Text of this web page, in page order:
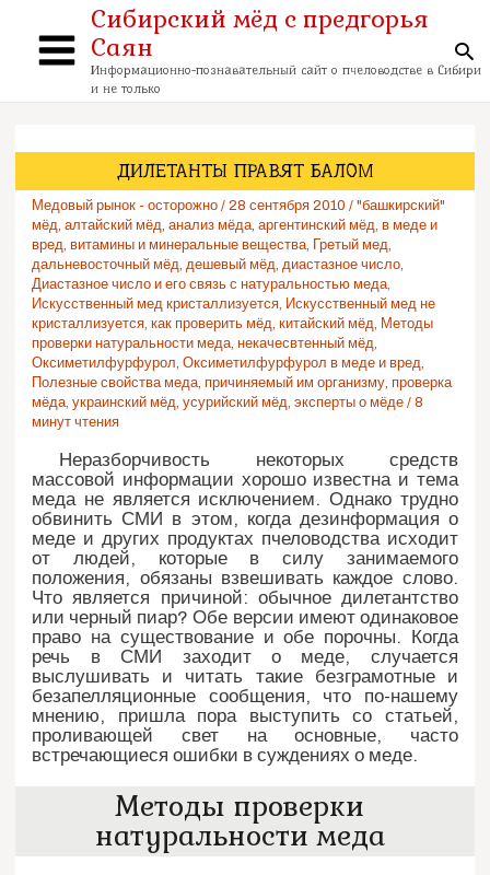
содержимому
Main
Сибирский мёд с предгорья
Саян
Информационно-познавательный сайт о пчеловодстве в Сибири
и не только
ДИЛЕТАНТЫ ПРАВЯТ БАЛОМ
Медовый рынок - осторожно /28 сентября 2010 /"башкирский"
мёд ,алтайский мёд ,анализ мёда ,аргентинский мёд ,в меде и
вред ,витамины и минеральные вещества Гретый мед
дальневосточный мёд дешевый мёд диастазное число
Диастазное число и его связь с натуральностью меда
Искусственный мед кристаллизуется Искусственный мед не
кристаллизуется ,как проверить мёд ,китайский мёд
Методы
проверки натуральности меда ,некачесвтенный мёд
Оксиметилфурфурол ,Оксиметилфурфурол в меде и вред
Полезные свойства меда ,причиняемый им организму ,проверка
мёда ,украинский мёд ,усурийский мёд ,эксперты о мёде /8
минут чтения
Неразборчивость некоторых средств
массовой информации хорошо известна и тема
меда не является исключением. Однако трудно
обвинить СМИ в этом, когда дезинформация о
меде и других продуктах пчеловодства исходит
от людей, которые в силу занимаемого
положения, обязаны взвешивать каждое слово.
Что является причиной: обычное дилетантство
или черный пиар? Обе версии имеют одинаковое
право на существование и обе порочны. Когда
речь в СМИ заходит о меде, случается
выслушивать и читать такие безграмотные и
безапелляционные сообщения, что по-нашему
мнению, пришла пора выступить со статьей,
проливающей свет на основные, часто
встречающиеся ошибки в суждениях о меде.
Методы проверки
натуральности меда